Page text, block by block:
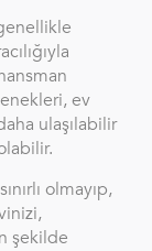
ev
ulaşılabilir
olmayıp,
şekilde